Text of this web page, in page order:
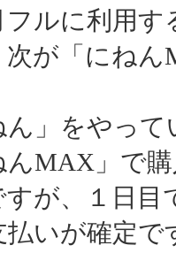
フルに利用
が「にねん
ん」をやっ
んMAX」で
が、１日
払いが確定で